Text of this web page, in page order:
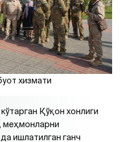
хизмати
Қўқон хонлиги
меҳмонларни
ишлатилган ганч